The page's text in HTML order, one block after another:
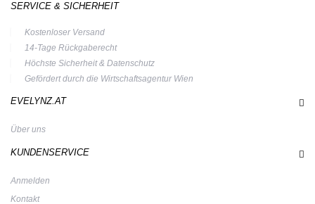
SERVICE & SICHERHEIT
Kostenloser Versand
14-Tage Rückgaberecht
Höchste Sicherheit & Datenschutz
Gefördert durch die Wirtschaftsagentur Wien
EVELYNZ.AT
Über uns
KUNDENSERVICE
Anmelden
Kontakt